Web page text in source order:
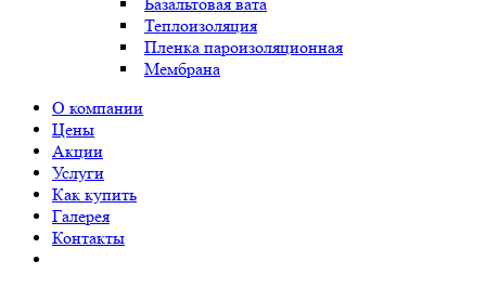
Теплоизоляция
Пленка пароизоляционная
Мембрана
О компании
Цены
Акции
Услуги
Как купить
Галерея
Контакты